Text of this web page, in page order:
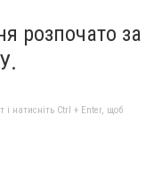
розпочато за
і натисніть Ctrl + Enter, щоб